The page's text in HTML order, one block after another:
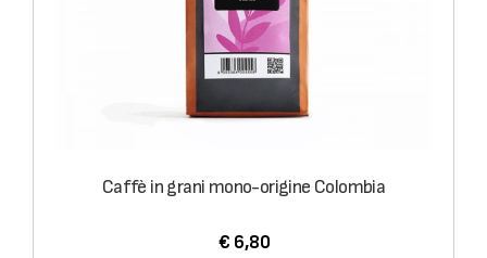
Caffè in grani mono-origine Colombia
€ 6,80